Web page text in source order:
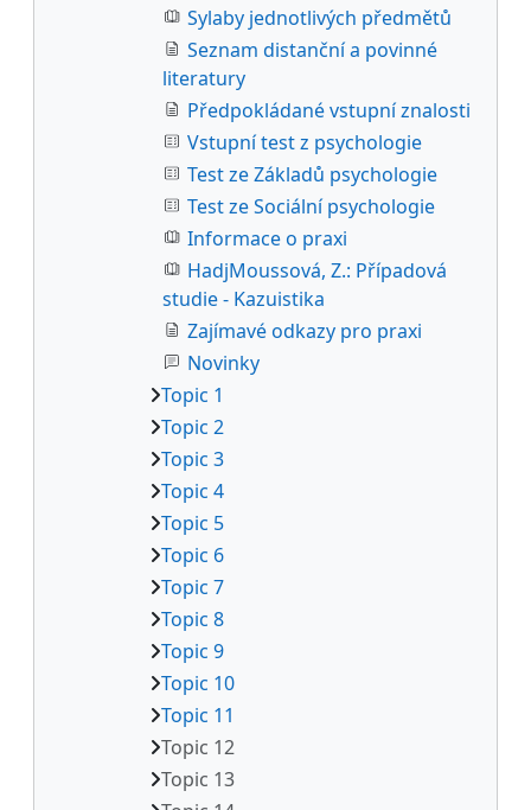
Sylaby jednotlivých předmětů
Seznam distanční a povinné
literatury
Předpokládané vstupní znalosti
Vstupní test z psychologie
Test ze Základů psychologie
Test ze Sociální psychologie
Informace o praxi
HadjMoussová, Z.: Případová
studie - Kazuistika
Zajímavé odkazy pro praxi
Novinky
Topic 1
Topic 2
Topic 3
Topic 4
Topic 5
Topic 6
Topic 7
Topic 8
Topic 9
Topic 10
Topic 11
Topic 12
Topic 13